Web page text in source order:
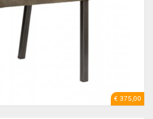
€ 375,00